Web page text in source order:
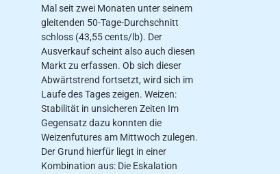
Mal seit zwei Monaten unter seinem
gleitenden 50-Tage-Durchschnitt
schloss (43,55 cents/lb). Der
Ausverkauf scheint also auch diesen
Markt zu erfassen. Ob sich dieser
Abwärtstrend fortsetzt, wird sich im
Laufe des Tages zeigen. Weizen:
Stabilität in unsicheren Zeiten Im
Gegensatz dazu konnten die
Weizenfutures am Mittwoch zulegen.
Der Grund hierfür liegt in einer
Kombination aus: Die Eskalation